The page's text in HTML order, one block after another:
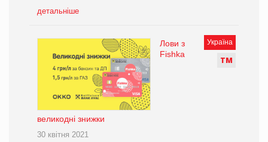
детальніше
Україна
ТМ
Лови з
Fishka
великодні знижки
30 квітня 2021